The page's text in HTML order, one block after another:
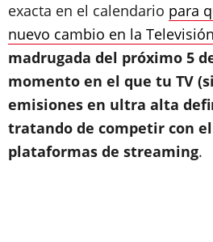
exacta en el calendario para
nuevo cambio en la
madrugada del próximo 5
momento en el que tu TV
emisiones en ultra alta
tratando de competir con
plataformas de streaming.